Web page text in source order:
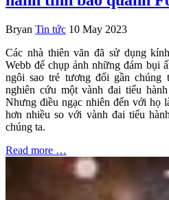
Bryan Tin tức 10 May 2023
Các nhà thiên văn đã sử dụng
Webb để chụp ảnh những đám bụi
ngôi sao trẻ tương đối gần chúng
nghiên cứu một vành đai tiểu
Nhưng điều ngạc nhiên đến với họ
hơn nhiều so với vành đai tiểu
chúng ta.
Read more …